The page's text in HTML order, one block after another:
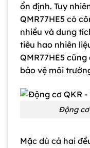
ổn định. Tuy
QMR77HE5 có
nhiều và dung
tiêu hao nhiên
QMR77HE5
bảo vệ môi
Động cơ
Mặc dù cả hai